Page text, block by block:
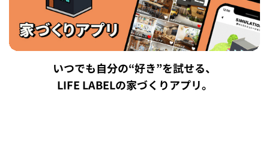
いつでも自分の“好き”を試せる、
LIFE LABELの家づくりアプリ。